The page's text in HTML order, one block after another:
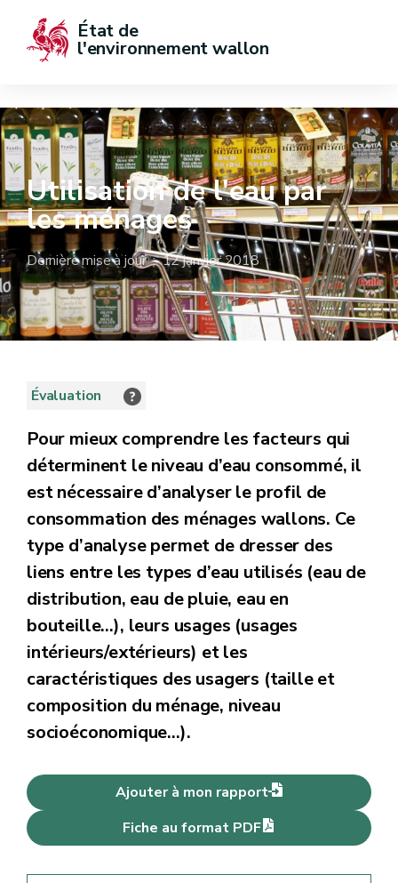
État de
l'environnement wallon
Utilisation de l'eau par
les ménages
Dernière mise à jour : 12 janvier 2018
Évaluation
Pour mieux comprendre les facteurs qui
déterminent le niveau d’eau consommé, il
est nécessaire d’analyser le profil de
consommation des ménages wallons. Ce
type d’analyse permet de dresser des
liens entre les types d’eau utilisés (eau de
distribution, eau de pluie, eau en
bouteille…), leurs usages (usages
intérieurs/extérieurs) et les
caractéristiques des usagers (taille et
composition du ménage, niveau
socioéconomique…).
Ajouter à mon rapport
Fiche au format PDF